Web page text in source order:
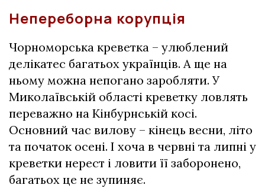
Непереборна корупція
Чорноморська креветка – улюблений
делікатес багатьох українців. А ще на
ньому можна непогано заробляти. У
Миколаївській області креветку ловлять
переважно на Кінбурнській косі.
Основний час вилову – кінець весни, літо
та початок осені. І хоча в червні та липні у
креветки нерест і ловити її заборонено,
багатьох це не зупиняє.